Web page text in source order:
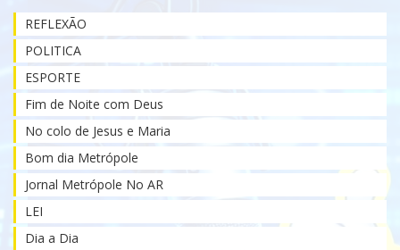
REFLEXÃO
POLITICA
ESPORTE
Fim de Noite com Deus
No colo de Jesus e Maria
Bom dia Metrópole
Jornal Metrópole No AR
LEI
Dia a Dia